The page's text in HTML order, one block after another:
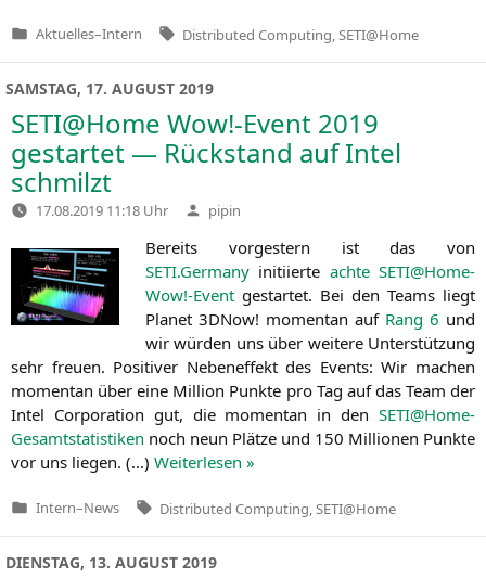
Veröffentlicht
Aktuelles–Intern Tags:
Distributed Computing SETI@Home
SAMSTAG, 17. AUGUST 2019
SETI@Home Wow!-Event 2019
gestartet — Rückstand auf Intel
schmilzt
17.08.2019 11:18 Uhr Verfasst
von
pipin
Bereits vor­ges­tern ist das von
SETI.Germany initi­ier­te ach­teSETI@Home-
Wow!-Event gestar­tet. Bei den Teams liegt
Pla­net 3DNow! momen­tan auf Rang 6 und
wir wür­den uns über wei­te­re Unter­stüt­zung
sehr freu­en. Posi­ti­ver Neben­ef­fekt des Events: Wir machen
momen­tan über eine Mil­li­on Punk­te pro Tag auf das Team der
Intel Cor­po­ra­ti­on gut, die momen­tan in den SETI@Home-
Gesamtstatistiken noch neun Plät­ze und 150 Mil­lio­nen Punk­te
vor uns lie­gen. (…) Wei­ter­le­sen »
Veröffentlicht
Intern–News Tags:
Distributed Computing SETI@Home
DIENSTAG, 13. AUGUST 2019